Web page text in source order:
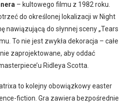
– kultowego filmu z 1982 roku.
do określonej lokalizacji w Night
nawiązującą do słynnej sceny „Tears
To nie jest zwykła dekoracja – całe
zaprojektowane, aby oddać
Ridleya Scotta.
to kolejny obowiązkowy easter
fiction. Gra zawiera bezpośrednie